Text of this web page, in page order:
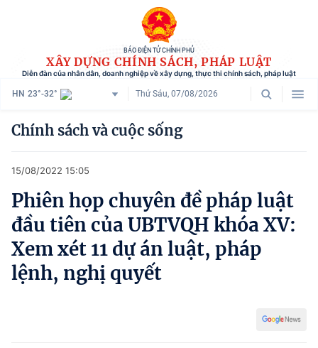
BÁO ĐIỆN TỬ CHÍNH PHỦ
XÂY DỰNG CHÍNH SÁCH, PHÁP LUẬT
Diễn đàn của nhân dân, doanh nghiệp về xây dựng, thực thi chính sách, pháp luật
HN 23°-32° Thứ Sáu, 07/08/2026
Danh mục
Tham vấn chính sách
Người dân góp ý
Doanh nghiệp hiến kế
Chính sách và cuộc sống
15/08/2022 15:05
Phiên họp chuyên đề pháp luật
đầu tiên của UBTVQH khóa XV:
Xem xét 11 dự án luật, pháp
lệnh, nghị quyết